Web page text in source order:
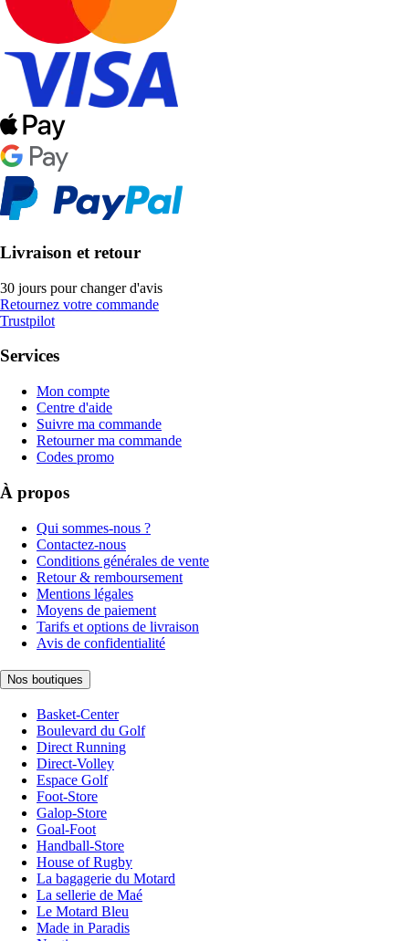
Livraison et retour
30 jours pour changer d'avis
Retournez votre commande
Trustpilot
Services
Mon compte
Centre d'aide
Suivre ma commande
Retourner ma commande
Codes promo
À propos
Qui sommes-nous ?
Contactez-nous
Conditions générales de vente
Retour & remboursement
Mentions légales
Moyens de paiement
Tarifs et options de livraison
Avis de confidentialité
Nos boutiques
Basket-Center
Boulevard du Golf
Direct Running
Direct-Volley
Espace Golf
Foot-Store
Galop-Store
Goal-Foot
Handball-Store
House of Rugby
La bagagerie du Motard
La sellerie de Maé
Le Motard Bleu
Made in Paradis